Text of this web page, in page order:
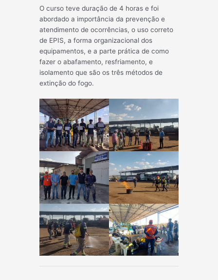
O curso teve duração de 4 horas e foi
abordado a importância da prevenção e
atendimento de ocorrências, o uso correto
de EPIS, a forma organizacional dos
equipamentos, e a parte prática de como
fazer o abafamento, resfriamento, e
isolamento que são os três métodos de
extinção do fogo.